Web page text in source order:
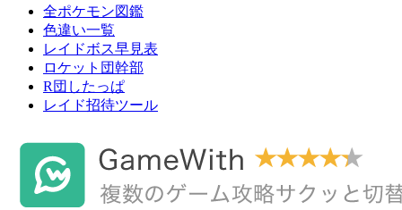
全ポケモン図鑑
色違い一覧
レイドボス早見表
ロケット団幹部
R団したっぱ
レイド招待ツール